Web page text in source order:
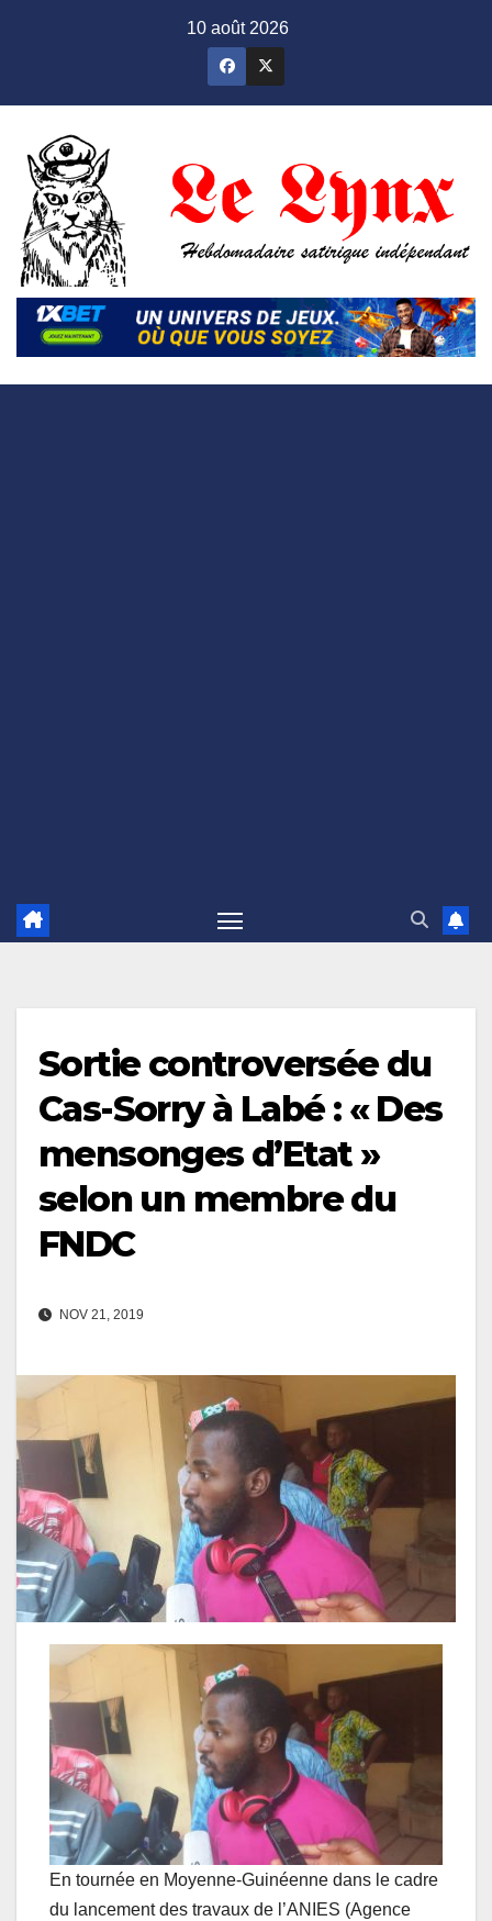
10 août 2026
Sortie controversée du
Cas-Sorry à Labé : « Des
mensonges d’Etat »
selon un membre du
FNDC
NOV 21, 2019
En tournée en Moyenne-Guinéenne dans le cadre
du lancement des travaux de l’ANIES (Agence